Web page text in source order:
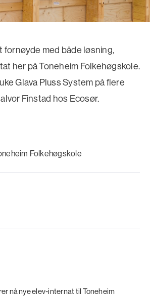
fornøyde med både løsning,
her på Toneheim Folkehøgskole.
Glava Pluss System på flere
Finstad hos Ecosør.
Folkehøgskole
nå nye elev-internat til Toneheim